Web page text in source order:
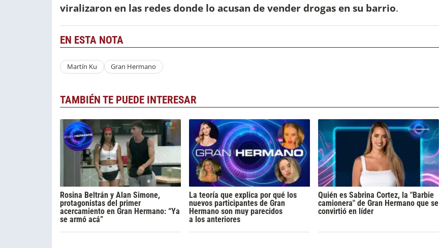
viralizaron en las redes donde lo acusan de vender drogas en su barrio.
EN ESTA NOTA
Martín Ku Gran Hermano
TAMBIÉN TE PUEDE INTERESAR
Rosina Beltrán y Alan Simone,
protagonistas del primer
acercamiento en Gran Hermano: “Ya
se armó acá”
La teoría que explica por qué los
nuevos participantes de Gran
Hermano son muy parecidos
a los anteriores
Quién es Sabrina Cortez, la "Barbie
camionera" de Gran Hermano que se
convirtió en líder